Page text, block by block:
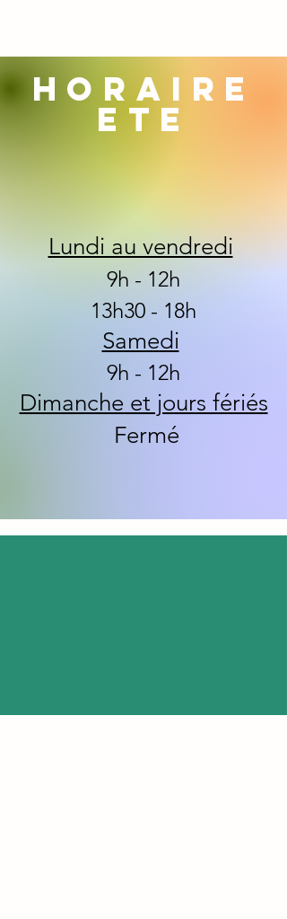
HORAIRE
ETE
Lundi au vendredi
9h - 12h
13h30 - 18h
Samedi
9h - 12h
Dimanche et jours fériés
Fermé